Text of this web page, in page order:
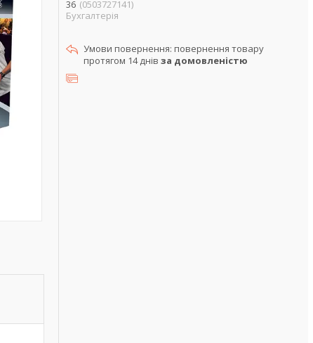
36 0503727141
Бухгалтерія
повернення товару
протягом 14 днів за домовленістю